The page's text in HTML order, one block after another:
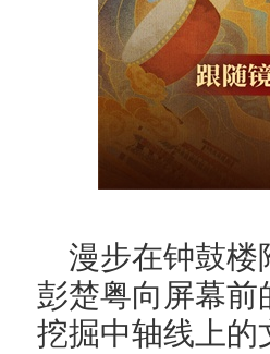
漫步在钟鼓楼
彭楚粤向屏幕前
挖掘中轴线上的